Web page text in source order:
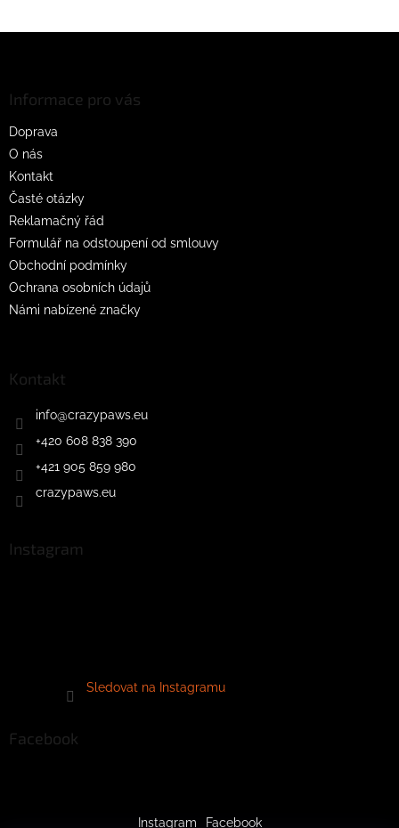
Informace pro vás
Doprava
O nás
Kontakt
Časté otázky
Reklamačný řád
Formulář na odstoupení od smlouvy
Obchodní podmínky
Ochrana osobních údajů
Námi nabízené značky
Kontakt
info@crazypaws.eu
+420 608 838 390
+421 905 859 980
crazypaws.eu
Instagram
Sledovat na Instagramu
Facebook
Instagram Facebook